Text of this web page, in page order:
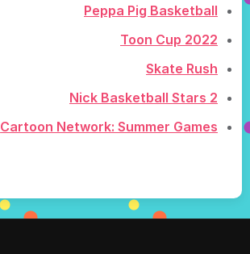
Peppa Pig Basketball
Toon Cup 2022
Skate Rush
Nick Basketball Stars 2
Cartoon Network: Summer Games